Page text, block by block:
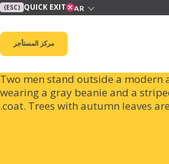
QUICK EXIT
(ESC)
مركز المستأجر